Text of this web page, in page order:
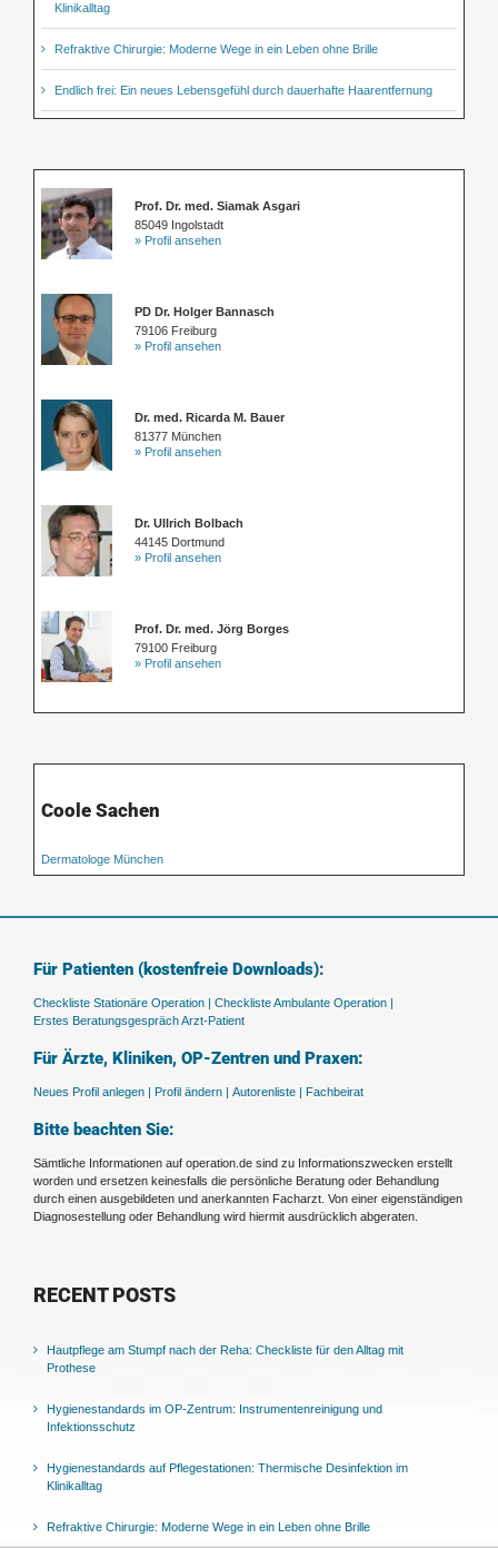
Klinikalltag
Refraktive Chirurgie: Moderne Wege in ein Leben ohne Brille
Endlich frei: Ein neues Lebensgefühl durch dauerhafte Haarentfernung
Prof. Dr. med. Siamak Asgari
85049 Ingolstadt
» Profil ansehen
PD Dr. Holger Bannasch
79106 Freiburg
» Profil ansehen
Dr. med. Ricarda M. Bauer
81377 München
» Profil ansehen
Dr. Ullrich Bolbach
44145 Dortmund
» Profil ansehen
Prof. Dr. med. Jörg Borges
79100 Freiburg
» Profil ansehen
Coole Sachen
Dermatologe München
Für Patienten (kostenfreie Downloads):
Checkliste Stationäre Operation | Checkliste Ambulante Operation |
Erstes Beratungsgespräch Arzt-Patient
Für Ärzte, Kliniken, OP-Zentren und Praxen:
Neues Profil anlegen | Profil ändern | Autorenliste | Fachbeirat
Bitte beachten Sie:
Sämtliche Informationen auf operation.de sind zu Informationszwecken erstellt
worden und ersetzen keinesfalls die persönliche Beratung oder Behandlung
durch einen ausgebildeten und anerkannten Facharzt. Von einer eigenständigen
Diagnosestellung oder Behandlung wird hiermit ausdrücklich abgeraten.
RECENT POSTS
Hautpflege am Stumpf nach der Reha: Checkliste für den Alltag mit
Prothese
Hygienestandards im OP-Zentrum: Instrumentenreinigung und
Infektionsschutz
Hygienestandards auf Pflegestationen: Thermische Desinfektion im
Klinikalltag
Refraktive Chirurgie: Moderne Wege in ein Leben ohne Brille